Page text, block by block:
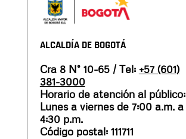
ALCALDÍA DE BOGOTÁ
Cra 8 N° 10-65 / Tel: +57 (601)
381-3000
Horario de atención al público:
Lunes a viernes de 7:00 a.m. a
4:30 p.m.
Código postal: 111711